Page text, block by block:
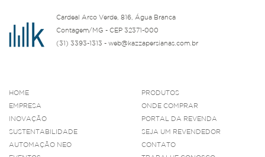
Cardeal Arco Verde, 816, Água Branca
Contagem/MG - CEP 32371-000
(31) 3393-1313 - web@kazzapersianas.com.br
HOME
EMPRESA
INOVAÇÃO
SUSTENTABILIDADE
AUTOMAÇÃO NEO
PRODUTOS
ONDE COMPRAR
PORTAL DA REVENDA
SEJA UM REVENDEDOR
CONTATO